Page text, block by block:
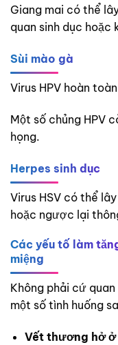
Giang mai có thể
quan sinh dục hoặc
Sùi mào gà
Virus HPV hoàn
Một số chủng HPV
họng.
Herpes sinh dục
Virus HSV có thể
hoặc ngược lại
Các yếu tố làm
miệng
Không phải cứ
một số tình huống
Vết thương hở ở